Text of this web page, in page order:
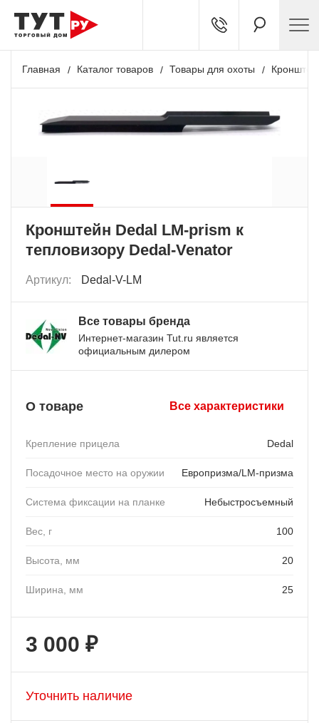
Главная Каталог товаров Товары для охоты
Кронштейн Dedal LM-prism к
тепловизору Dedal-Venator
Артикул: Dedal-V-LM
Все товары бренда
Интернет-магазин Tut.ru является
официальным дилером
О товаре Все характеристики
Крепление прицела Dedal
Посадочное место на оружии Европризма/LM-призма
Система фиксации на планке Небыстросъемный
Вес, г 100
Высота, мм 20
Ширина, мм 25
3 000 ₽
Уточнить наличие